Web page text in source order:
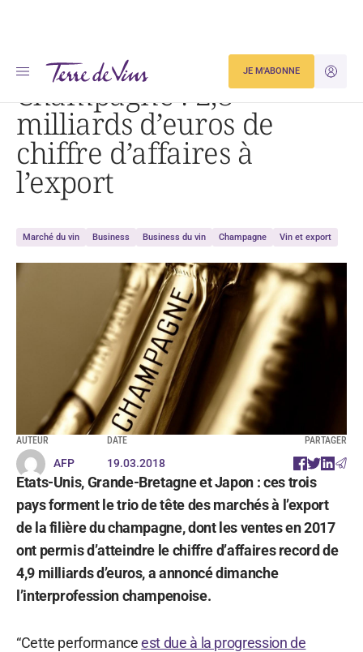
JE
JE M'ABONNE
Accueil Champagne : 2,8 milliards d’euros de chiffre d’affaires à l’export
Champagne : 2,8
milliards d’euros de
chiffre d’affaires à
l’export
Marché du vin Business Business du vin Champagne Vin et export
AUTEUR
AFP
DATE
19.03.2018
PARTAGER
Etats-Unis, Grande-Bretagne et Japon : ces trois
pays forment le trio de tête des marchés à l’export
de la filière du champagne, dont les ventes en 2017
ont permis d’atteindre le chiffre d’affaires record de
4,9 milliards d’euros, a annoncé dimanche
l’interprofession champenoise.
“Cette performanceest due à la progression de